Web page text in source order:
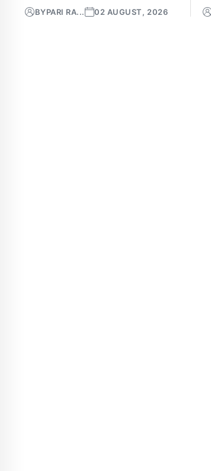
BYPARI RA... 02 AUGUST, 2026